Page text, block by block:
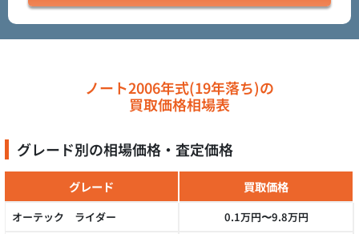
ノート2006年式(19年落ち)の
買取価格相場表
グレード別の相場価格・査定価格
グレード 買取価格
オーテック ライダー
0.1万円〜9.8万円